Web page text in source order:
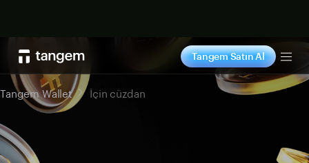
Tangem Satın Al
Tangem Wallet İçin cüzdan